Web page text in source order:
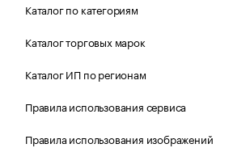
Каталог по категориям
Каталог торговых марок
Каталог ИП по регионам
Правила использования сервиса
Правила использования изображений